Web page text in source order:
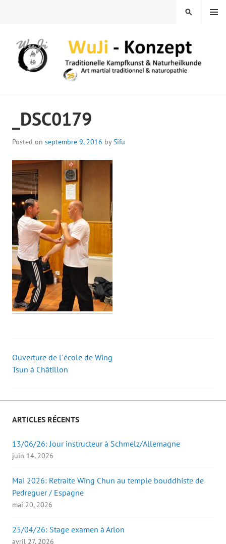
MENU
SEARCH
_DSC0179
Posted on septembre 9, 2016 bySifu
Post
Ouverture de l´école de Wing
Tsun à Châtillon
ARTICLES RÉCENTS
13/06/26: Jour instructeur à Schmelz/Allemagne
juin 14, 2026
Mai 2026: Retraite Wing Chun au temple bouddhiste de
Pedreguer / Espagne
mai 20, 2026
25/04/26: Stage examen à Arlon
avril 27, 2026